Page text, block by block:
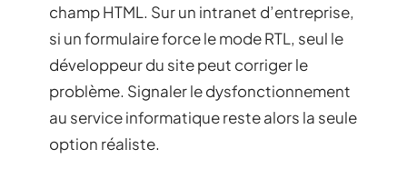
champ HTML. Sur un intranet d’entreprise,
si un formulaire force le mode RTL, seul le
développeur du site peut corriger le
problème. Signaler le dysfonctionnement
au service informatique reste alors la seule
option réaliste.